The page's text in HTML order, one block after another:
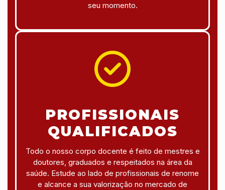
seu momento.
PROFISSIONAIS
QUALIFICADOS
Todo o nosso corpo docente é feito de mestres e
doutores, graduados e respeitados na área da
saúde. Estude ao lado de profissionais de renome
e alcance a sua valorização no mercado de